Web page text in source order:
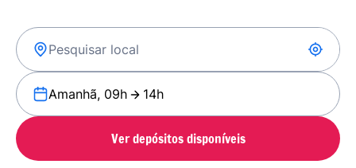
Amanhã, 09h 14h
Ver depósitos disponíveis